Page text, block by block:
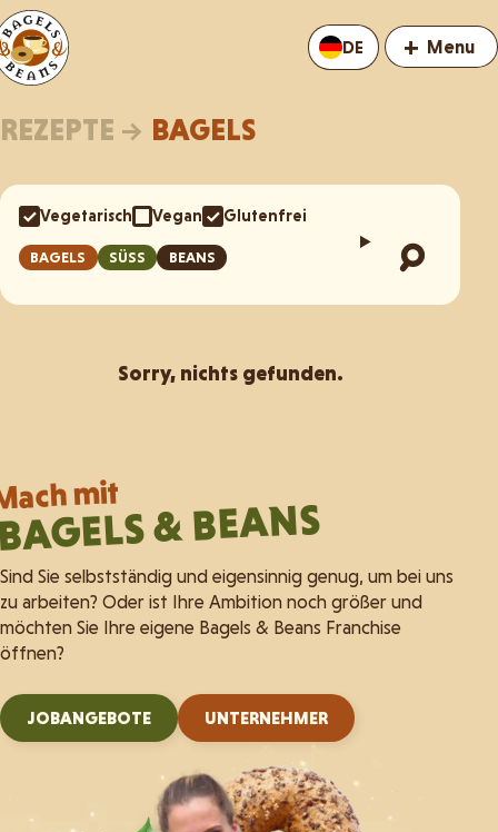
+ Menu
DE
REZEPTE → BAGELS
Vegetarisch Vegan Glutenfrei
BAGELS SÜSS BEANS
Sorry, nichts gefunden.
mit & BEANS
Sind Sie selbstständig und eigensinnig genug, um bei uns
zu arbeiten? Oder ist Ihre Ambition noch größer und
möchten Sie Ihre eigene Bagels & Beans Franchise
öffnen?
JOBANGEBOTE UNTERNEHMER